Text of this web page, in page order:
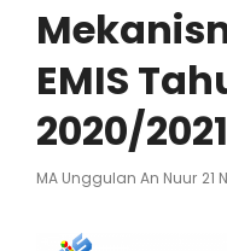
EMIS
2020/2021
MA Unggulan An Nuur 21